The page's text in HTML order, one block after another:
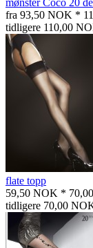
fra 93,50 NOK *
tidligere 110,00
flate topp
59,50 NOK *
tidligere 70,00